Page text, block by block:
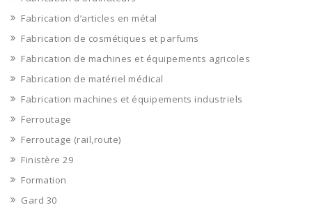
Fabrication d’articles en métal
Fabrication de cosmétiques et parfums
Fabrication de machines et équipements agricoles
Fabrication de matériel médical
Fabrication machines et équipements industriels
Ferroutage
Ferroutage (rail,route)
Finistère 29
Formation
Gard 30